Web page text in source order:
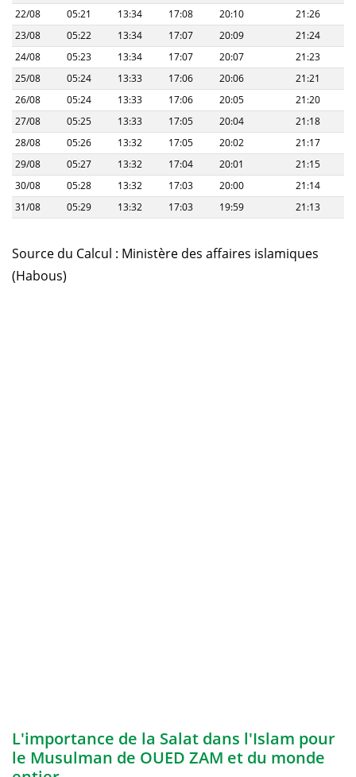
22/08
05:21 13:34 17:08 20:10
21:26
23/08
05:22 13:34 17:07 20:09
21:24
24/08
05:23 13:34 17:07 20:07
21:23
25/08
05:24 13:33 17:06 20:06
21:21
26/08
05:24 13:33 17:06 20:05
21:20
27/08
05:25 13:33 17:05 20:04
21:18
28/08
05:26 13:32 17:05 20:02
21:17
29/08
05:27 13:32 17:04 20:01
21:15
30/08
05:28 13:32 17:03 20:00
21:14
31/08
05:29 13:32 17:03 19:59 21:13
Source du Calcul : Ministère des affaires islamiques
(Habous)
L'importance de la Salat dans l'Islam pour
le Musulman de OUED ZAM et du monde